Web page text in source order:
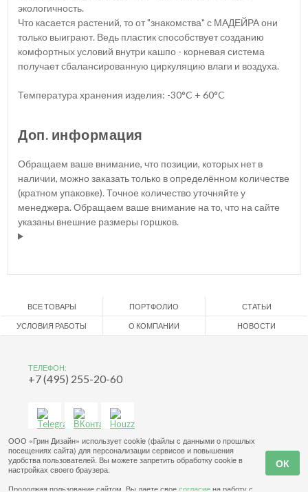
экологичность.
Что касается растений, то от "знакомства" с МАДЕЙРА они
только выиграют. Ведь пластик способствует созданию
комфортных условий внутри кашпо - корневая система
получает сбалансированную циркуляцию влаги и воздуха.
Температура хранения изделия: -30°C + 60°C
Доп. информация
Обращаем ваше внимание, что позиции, которых нет в
наличии, можно заказать только в определённом количестве
(кратном упаковке). Точное количество уточняйте у
менеджера. Обращаем ваше внимание на то, что на сайте
указаны внешние размеры горшков.
ВСЕ ТОВАРЫ ПОРТФОЛИО СТАТЬИ
УСЛОВИЯ РАБОТЫ О КОМПАНИИ НОВОСТИ
ТЕЛЕФОН:
+7 (495) 255-20-60
ООО «Грин Дизайн» использует cookie (файлы с данными о прошлых
посещениях сайта) для персонализации сервисов и повышения
удобства пользователей. Вы можете запретить обработку cookie в
настройках своего браузера.
Продолжая пользование сайтом, Вы даете своесогласиена работу с